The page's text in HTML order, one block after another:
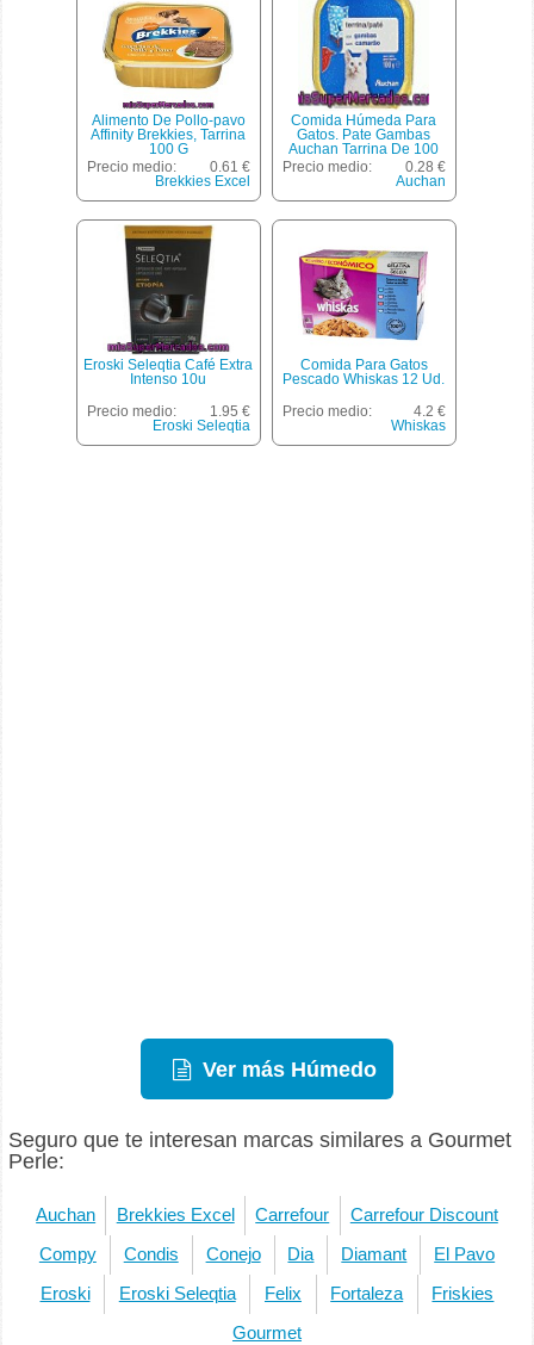
Alimento De Pollo-pavo
Affinity Brekkies, Tarrina
100 G
Precio medio:
0.61 €
Brekkies Excel
Comida Húmeda Para
Gatos. Pate Gambas
Auchan Tarrina De 100
Gramos
Precio medio:
0.28 €
Auchan
Eroski Seleqtia Café Extra
Intenso 10u
Precio medio:
1.95 €
Eroski Seleqtia
Comida Para Gatos
Pescado Whiskas 12 Ud.
Precio medio:
4.2 €
Whiskas
Ver más Húmedo
Seguro que te interesan marcas similares a Gourmet
Perle:
Auchan Brekkies Excel Carrefour Carrefour Discount
Compy Condis Conejo Dia Diamant El Pavo
Eroski Eroski Seleqtia Felix Fortaleza Friskies
Gourmet